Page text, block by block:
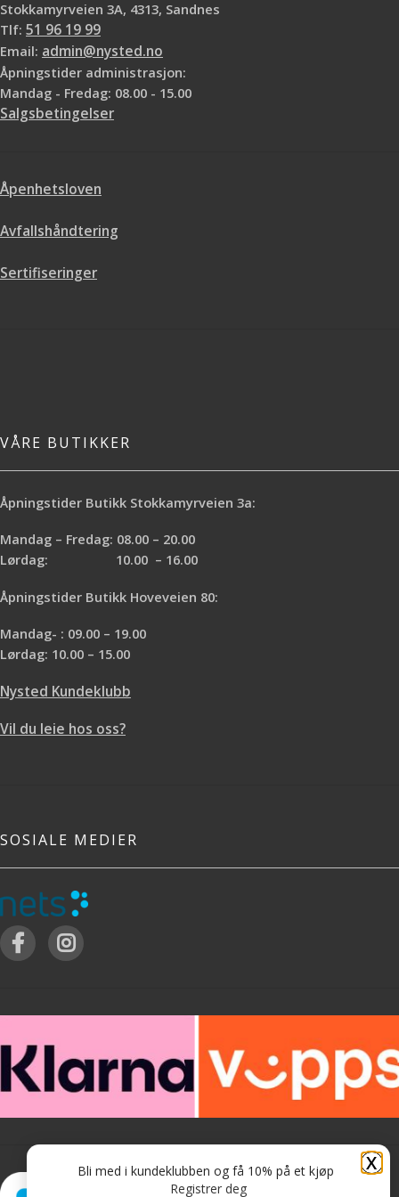
Suverene påføringsegenskaper
Svært god dekk
Stokkamyrveien 3A, 4313, Sandnes
Tlf: 51 96 19 99
Email: admin@nysted.no
Åpningstider administrasjon:
Mandag - Fredag: 08.00 - 15.00
Salgsbetingelser
Åpenhetsloven
Avfallshåndtering
Sertifiseringer
VÅRE BUTIKKER
Åpningstider Butikk Stokkamyrveien 3a:
Mandag – Fredag: 08.00 – 20.00
Lørdag: 10.00 – 16.00
Åpningstider Butikk Hoveveien 80:
Mandag- : 09.00 – 19.00
Lørdag: 10.00 – 15.00
Nysted Kundeklubb
Vil du leie hos oss?
SOSIALE MEDIER
X
Bli med i kundeklubben og få 10% på et kjøp
Registrer deg